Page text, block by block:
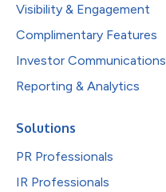
Visibility & Engagement
Complimentary Features
Investor Communications
Reporting & Analytics
Solutions
PR Professionals
IR Professionals